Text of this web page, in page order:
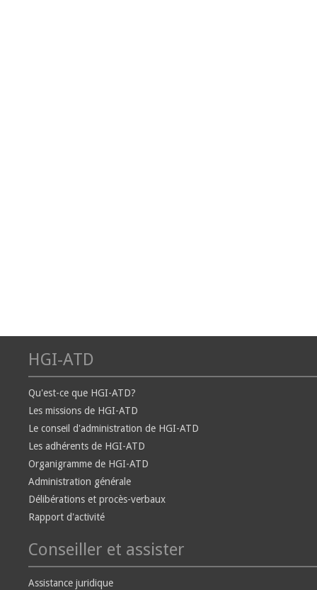
HGI-ATD
Qu'est-ce que HGI-ATD?
Les missions de HGI-ATD
Le conseil d'administration de HGI-ATD
Les adhérents de HGI-ATD
Organigramme de HGI-ATD
Administration générale
Délibérations et procès-verbaux
Rapport d'activité
Conseiller et assister
Assistance juridique